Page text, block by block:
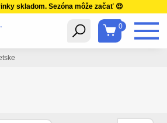
skladom. Sezóna môže začať 😍
0